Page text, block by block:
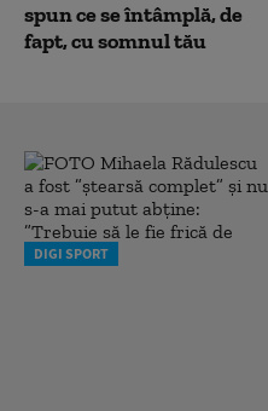
spun ce se întâmplă, de
fapt, cu somnul tău
DIGI SPORT